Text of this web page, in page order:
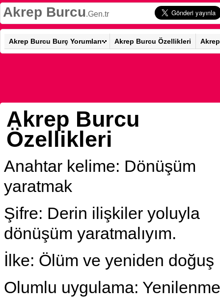
Akrep Burcu.Gen.tr
Akrep Burcu Burç Yorumları Akrep Burcu Özellikleri
Akrep Burcu
Özellikleri
Anahtar kelime: Dönüşüm
yaratmak
Şifre: Derin ilişkiler yoluyla
dönüşüm yaratmalıyım.
İlke: Ölüm ve yeniden doğuş
Olumlu uygulama: Yenilenme